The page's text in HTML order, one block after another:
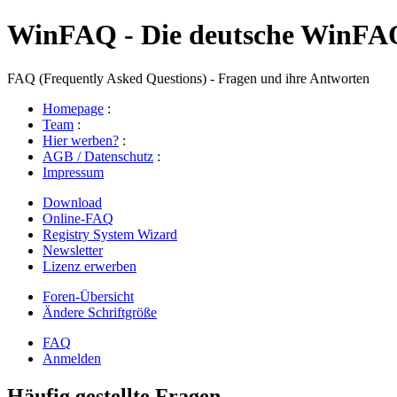
WinFAQ - Die deutsche
FAQ (Frequently Asked Questions) - Fragen und ihre Antworten
Homepage :
Team :
Hier werben? :
AGB / Datenschutz :
Impressum
Download
Online-FAQ
Registry System Wizard
Newsletter
Lizenz erwerben
Foren-Übersicht
Ändere Schriftgröße
FAQ
Anmelden